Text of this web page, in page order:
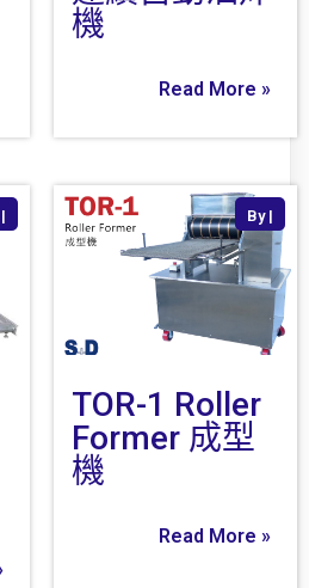
機
Read More »
|
TOR-1 Roller
Former 成型
機
By |
Read More »